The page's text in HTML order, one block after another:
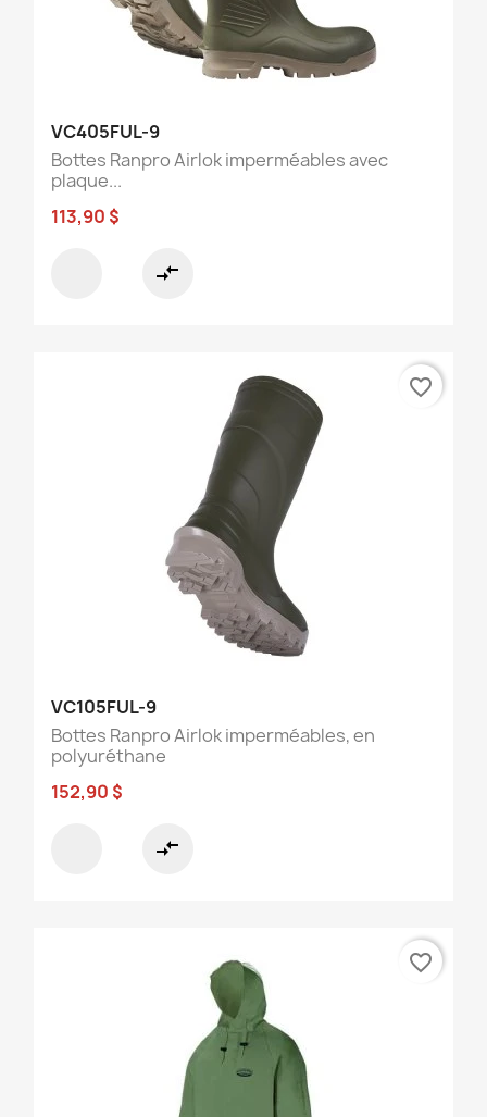
VC405FUL-9
Bottes Ranpro Airlok imperméables avec
plaque...
113,90 $
compare_arrows
VC105FUL-9
Bottes Ranpro Airlok imperméables, en
polyuréthane
152,90 $
compare_arrows
favorite_border
favorite_border